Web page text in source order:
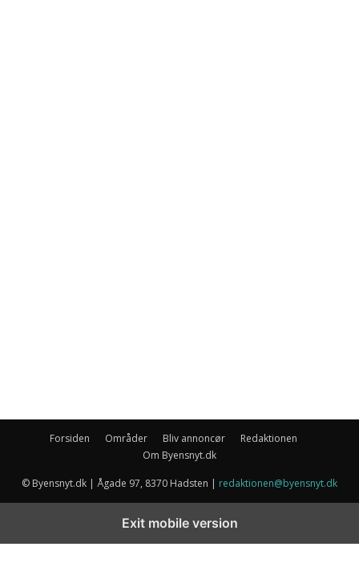
Forsiden Områder Bliv annoncør
Redaktionen
Om Byensnyt.dk
© Byensnyt.dk | Ågade 97, 8370 Hadsten | redaktionen@byensnyt.dk
Exit mobile version